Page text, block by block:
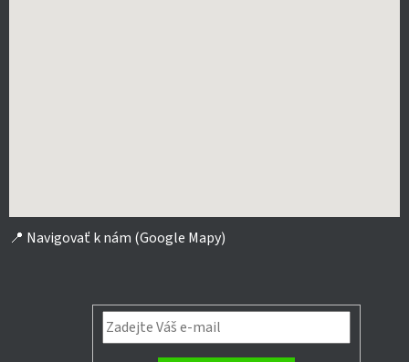
📍 Navigovať k nám (Google Mapy)